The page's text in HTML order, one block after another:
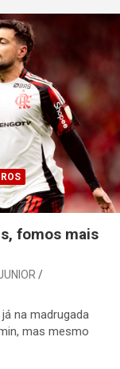
fomos mais
na madrugada
mas mesmo